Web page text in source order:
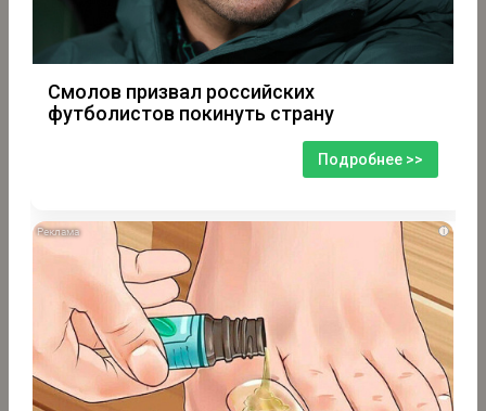
Смолов призвал российских
футболистов покинуть страну
Подробнее >>
i